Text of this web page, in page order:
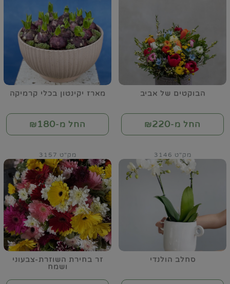
הבוקטים של אביב
החל מ-₪220
מארז יקינטון בכלי קרמיקה
החל מ-₪180
סחלב הולנדי
מק"ט 3146
זר בחירת השוזרת-צבעוני
ושמח
מק"ט 3157